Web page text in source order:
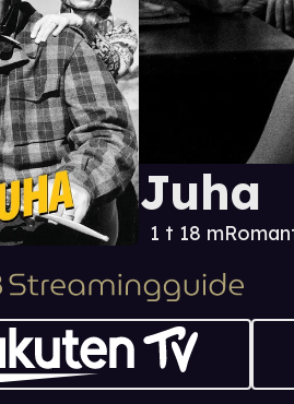
Juha
1 t 18 m